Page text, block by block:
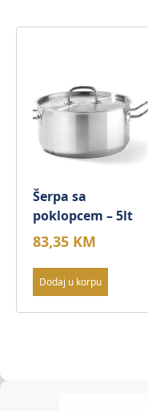
Šerpa sa
poklopcem – 5lt
83,35 KM
Dodaj u korpu